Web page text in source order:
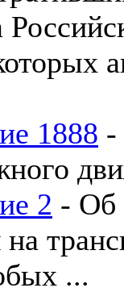
1888 -
2 - Об
на
...